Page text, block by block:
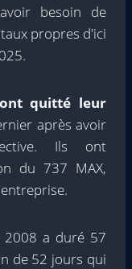
besoin de
propres d'ici
quitté leur
après avoir
Ils ont
du 737 MAX,
2008 a duré 57
de 52 jours qui